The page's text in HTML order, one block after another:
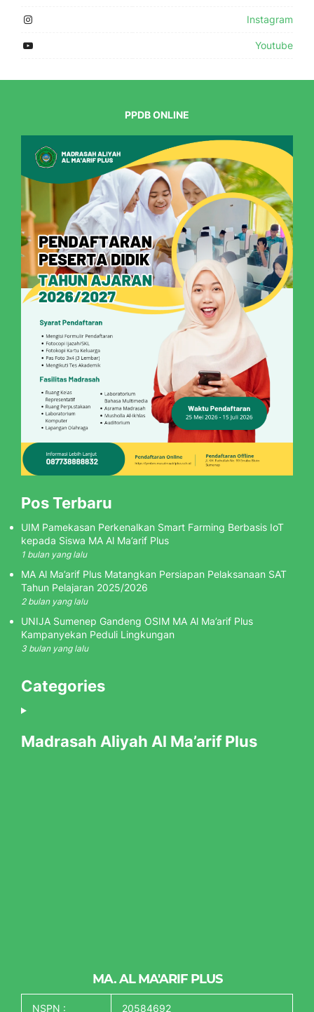
Instagram
Youtube
PPDB ONLINE
Pos Terbaru
UIM Pamekasan Perkenalkan Smart Farming Berbasis IoT
kepada Siswa MA Al Ma’arif Plus
1 bulan yang lalu
MA Al Ma’arif Plus Matangkan Persiapan Pelaksanaan SAT
Tahun Pelajaran 2025/2026
2 bulan yang lalu
UNIJA Sumenep Gandeng OSIM MA Al Ma’arif Plus
Kampanyekan Peduli Lingkungan
3 bulan yang lalu
Categories
Madrasah Aliyah Al Ma’arif Plus
MA. AL MA'ARIF PLUS
NSPN : 20584692